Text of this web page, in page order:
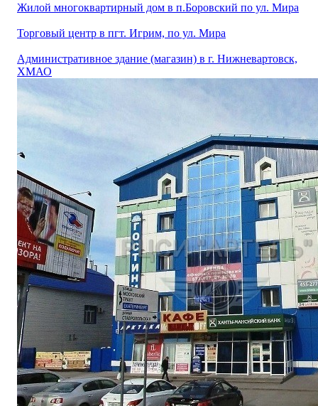
Жилой многоквартирный дом в п.Боровский по ул. Мира
Торговый центр в пгт. Игрим, по ул. Мира
Административное здание (магазин) в г. Нижневартовск,
ХМАО